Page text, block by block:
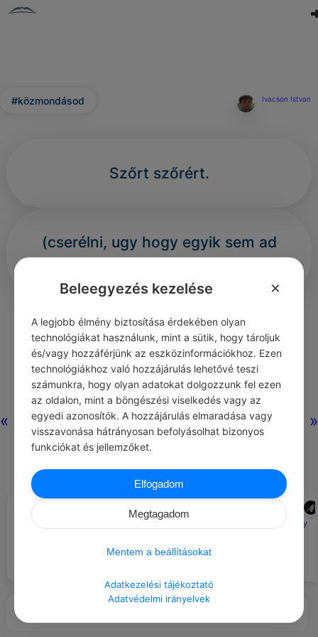
« »
#közmondásod Ivacson Istvan
Szőrt szőrért.
(cserélni, ugy hogy egyik sem ad
#AJÁNLOTT NAPI
JÓCSELEKEDET
Tarts egy rövid online meditációs
ADMIN
Maradj csendben és hagyd, hogy
Beleegyezés kezelése ×
A legjobb élmény biztosítása érdekében olyan
technológiákat használunk, mint a sütik, hogy tároljuk
és/vagy hozzáférjünk az eszközinformációkhoz. Ezen
technológiákhoz való hozzájárulás lehetővé teszi
számunkra, hogy olyan adatokat dolgozzunk fel ezen
az oldalon, mint a böngészési viselkedés vagy az
egyedi azonosítók. A hozzájárulás elmaradása vagy
visszavonása hátrányosan befolyásolhat bizonyos
funkciókat és jellemzőket.
Elfogadom
Megtagadom
Mentem a beállításokat
Adatkezelési tájékoztató
Adatvédelmi irányelvek